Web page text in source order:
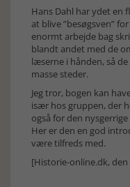
Hans Dahl har ydet en
at blive ”besøgsven”
enormt arbejde bag
blandt andet med de
læserne i hånden, så
masse steder.
Jeg tror, bogen kan
især hos gruppen, der
også for den
Her er den en god
være tilfreds med.
[Historie-online.dk, den